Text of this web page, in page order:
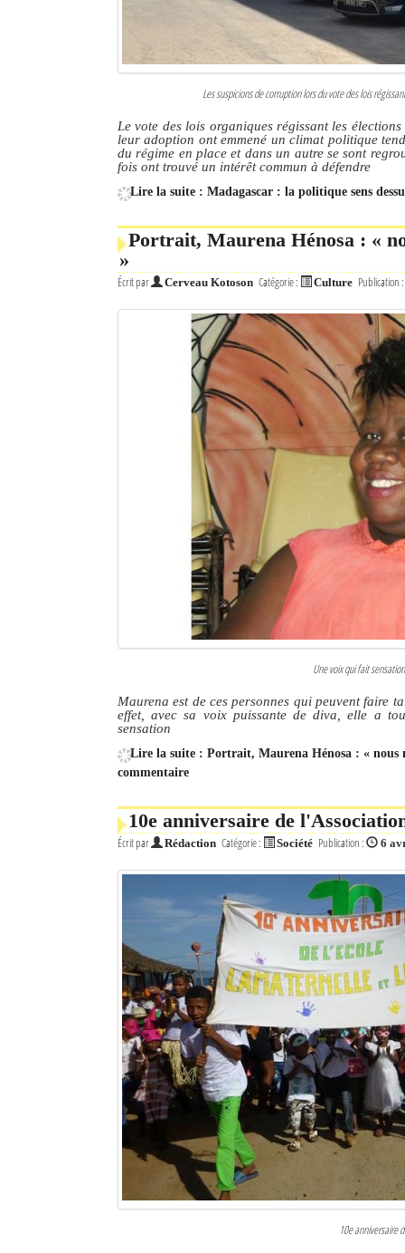
Les suspicions de corruption lors du vote des lois
Le vote des lois organiques régissant les
leur adoption ont emmené un climat politique
du régime en place et dans un autre se sont
fois ont trouvé un intérêt commun à défendre
Lire la suite : Madagascar : la politique sens
Portrait, Maurena Hénosa : «
»
Écrit par Cerveau Kotoson Catégorie : Culture Publication :
Une voix qui fait
Maurena est de ces personnes qui peuvent faire
effet, avec sa voix puissante de diva, elle a
sensation
Lire la suite : Portrait, Maurena Hénosa : « nous
commentaire
10e anniversaire de
Écrit par Rédaction Catégorie : Société Publication : 6
10e anniversaire